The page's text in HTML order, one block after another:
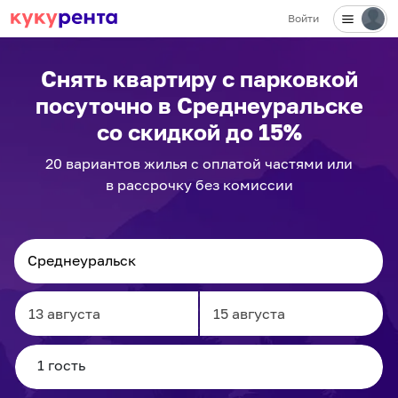
Войти
Снять квартиру с парковкой
посуточно в Среднеуральске
со скидкой до 15%
20 вариантов жилья с оплатой частями или
в рассрочку без комиссии
Navigate
forward
to
Navigate
to